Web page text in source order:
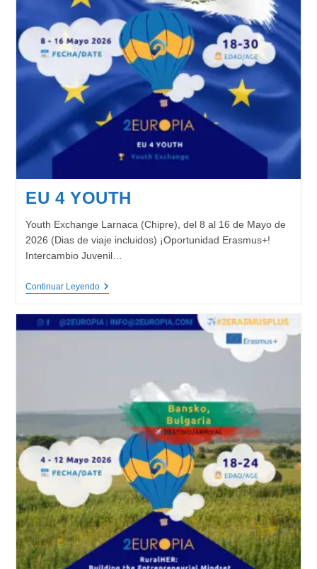
EU 4 YOUTH
Youth Exchange Larnaca (Chipre), del 8 al 16 de Mayo de
2026 (Dias de viaje incluidos) ¡Oportunidad Erasmus+!
Intercambio Juvenil…
Continuar LeyendoEU